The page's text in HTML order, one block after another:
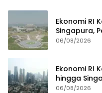
Ekonomi RI
Singapura,
Investasi
06/08/2026
Ekonomi RI
hingga
06/08/2026